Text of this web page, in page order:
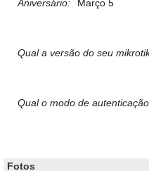
Aniversário: Março 5
Qual a versão do seu
Qual o modo de
Fotos